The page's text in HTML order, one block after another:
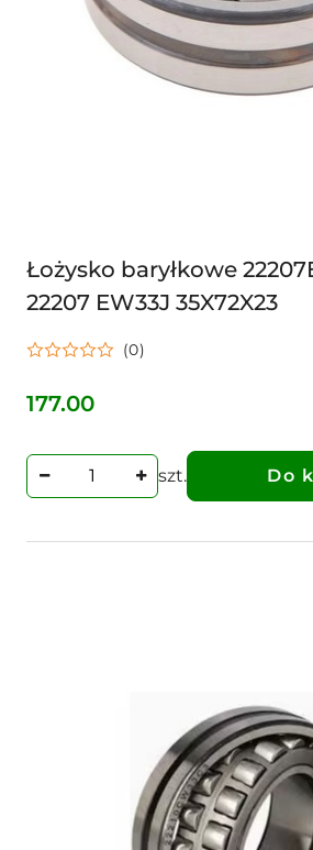
Łożysko baryłkowe
22207 EW33J 35X72X23
(0)
Cena:
177.00
szt. Do